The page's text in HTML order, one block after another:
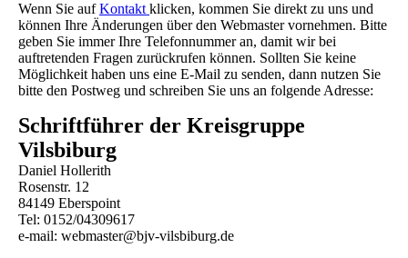
Wenn Sie aufKontakt klicken, kommen Sie direkt zu uns und
können Ihre Änderungen über den Webmaster vornehmen. Bitte
geben Sie immer Ihre Telefonnummer an, damit wir bei
auftretenden Fragen zurückrufen können. Sollten Sie keine
Möglichkeit haben uns eine E-Mail zu senden, dann nutzen Sie
bitte den Postweg und schreiben Sie uns an folgende Adresse:
Schriftführer der Kreisgruppe
Vilsbiburg
Daniel Hollerith
Rosenstr. 12
84149 Eberspoint
Tel: 0152/04309617
e-mail: webmaster@bjv-vilsbiburg.de